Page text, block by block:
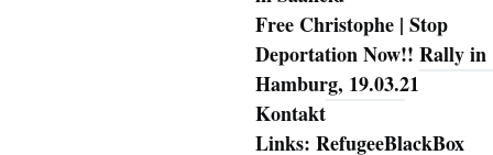
Free Christophe | Stop
Deportation Now!! Rally in
Hamburg, 19.03.21
Kontakt
Links: RefugeeBlackBox